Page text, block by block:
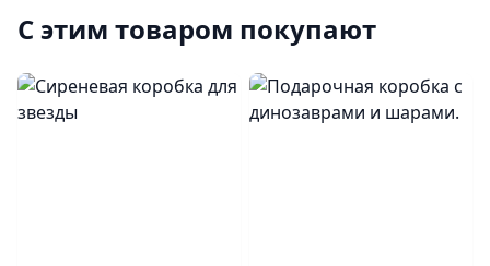
С этим товаром покупают